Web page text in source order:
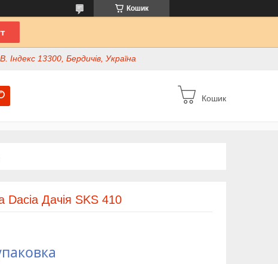
Кошик
13300, Бердичів, Україна
Кошик
Dacia Дачія SKS 410